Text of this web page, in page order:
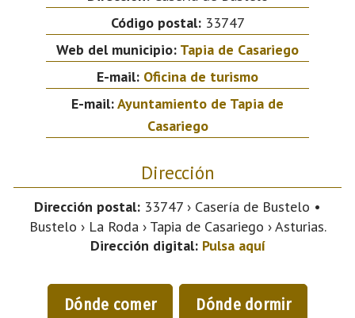
Código postal:33747
Web del municipio: Tapia de Casariego
E-mail: Oficina de turismo
E-mail:Ayuntamiento de Tapia de
Casariego
Dirección
Dirección postal: 33747 › Casería de Bustelo •
Bustelo › La Roda › Tapia de Casariego › Asturias.
Dirección digital: Pulsa aquí
Dónde comer Dónde dormir